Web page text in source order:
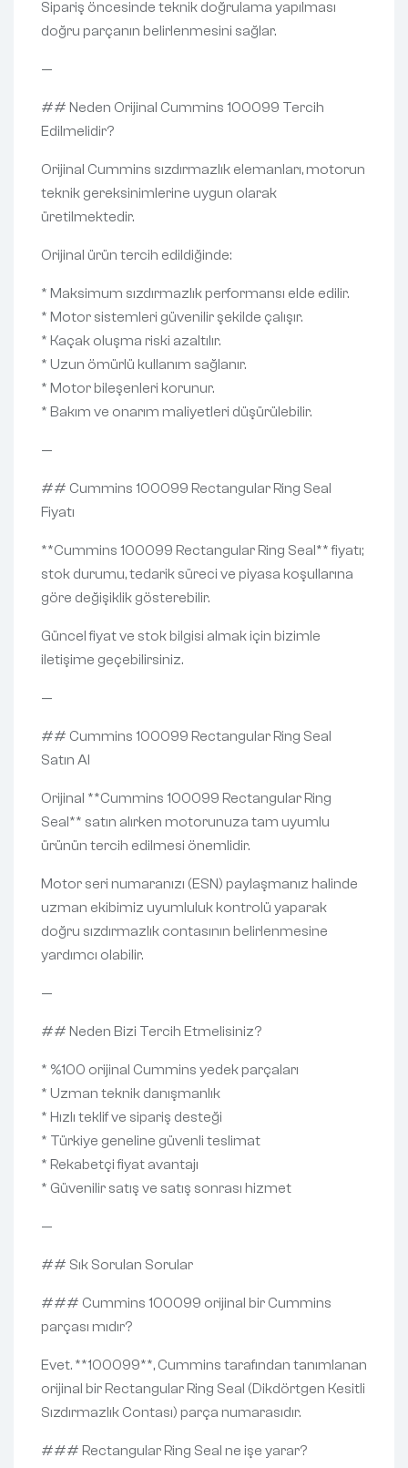
Sipariş öncesinde teknik doğrulama yapılması
doğru parçanın belirlenmesini sağlar.
—
## Neden Orijinal Cummins 100099 Tercih
Edilmelidir?
Orijinal Cummins sızdırmazlık elemanları, motorun
teknik gereksinimlerine uygun olarak
üretilmektedir.
Orijinal ürün tercih edildiğinde:
* Maksimum sızdırmazlık performansı elde edilir.
* Motor sistemleri güvenilir şekilde çalışır.
* Kaçak oluşma riski azaltılır.
* Uzun ömürlü kullanım sağlanır.
* Motor bileşenleri korunur.
* Bakım ve onarım maliyetleri düşürülebilir.
—
## Cummins 100099 Rectangular Ring Seal
Fiyatı
**Cummins 100099 Rectangular Ring Seal** fiyatı;
stok durumu, tedarik süreci ve piyasa koşullarına
göre değişiklik gösterebilir.
Güncel fiyat ve stok bilgisi almak için bizimle
iletişime geçebilirsiniz.
—
## Cummins 100099 Rectangular Ring Seal
Satın Al
Orijinal **Cummins 100099 Rectangular Ring
Seal** satın alırken motorunuza tam uyumlu
ürünün tercih edilmesi önemlidir.
Motor seri numaranızı (ESN) paylaşmanız halinde
uzman ekibimiz uyumluluk kontrolü yaparak
doğru sızdırmazlık contasının belirlenmesine
yardımcı olabilir.
—
## Neden Bizi Tercih Etmelisiniz?
* %100 orijinal Cummins yedek parçaları
* Uzman teknik danışmanlık
* Hızlı teklif ve sipariş desteği
* Türkiye geneline güvenli teslimat
* Rekabetçi fiyat avantajı
* Güvenilir satış ve satış sonrası hizmet
—
## Sık Sorulan Sorular
### Cummins 100099 orijinal bir Cummins
parçası mıdır?
Evet. **100099**, Cummins tarafından tanımlanan
orijinal bir Rectangular Ring Seal (Dikdörtgen Kesitli
Sızdırmazlık Contası) parça numarasıdır.
### Rectangular Ring Seal ne işe yarar?